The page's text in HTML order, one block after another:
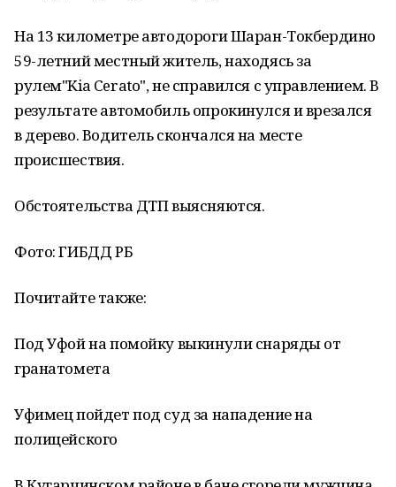
На 13 километре автодороги Шаран-Токбердино
59-летний местный житель, находясь за
рулем"Kia Cerato", не справился с управлением. В
результате автомобиль опрокинулся и врезался
в дерево. Водитель скончался на месте
происшествия.
Обстоятельства ДТП выясняются.
Фото: ГИБДД РБ
Почитайте также:
Под Уфой на помойку выкинули снаряды от
гранатомета
Уфимец пойдет под суд за нападение на
полицейского